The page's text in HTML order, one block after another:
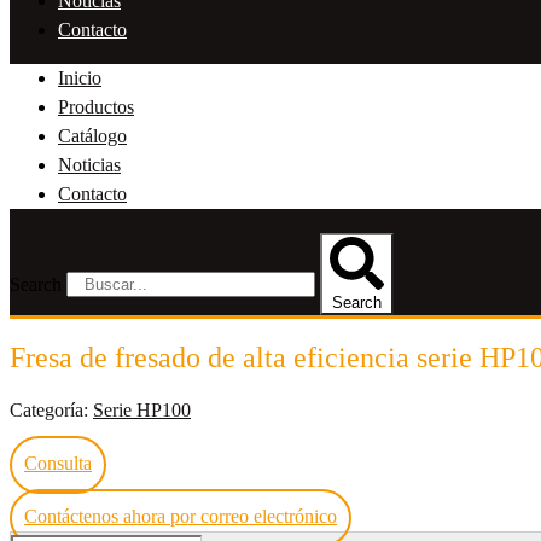
Contacto
Inicio
Productos
Catálogo
Noticias
Contacto
Search
Fresa de fresado de alta eficiencia serie
Categoría: Serie HP100
Consulta
Contáctenos ahora por correo electrónico